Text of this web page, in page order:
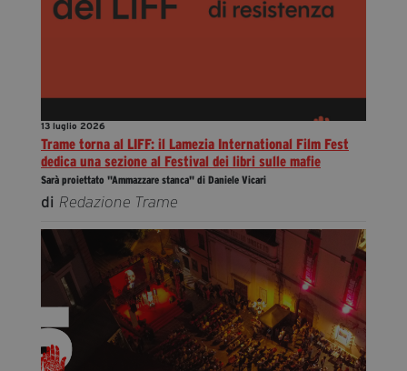
13 luglio 2026
Trame torna al LIFF: il Lamezia International Film Fest
dedica una sezione al Festival dei libri sulle mafie
Sarà proiettato "Ammazzare stanca" di Daniele Vicari
di Redazione Trame